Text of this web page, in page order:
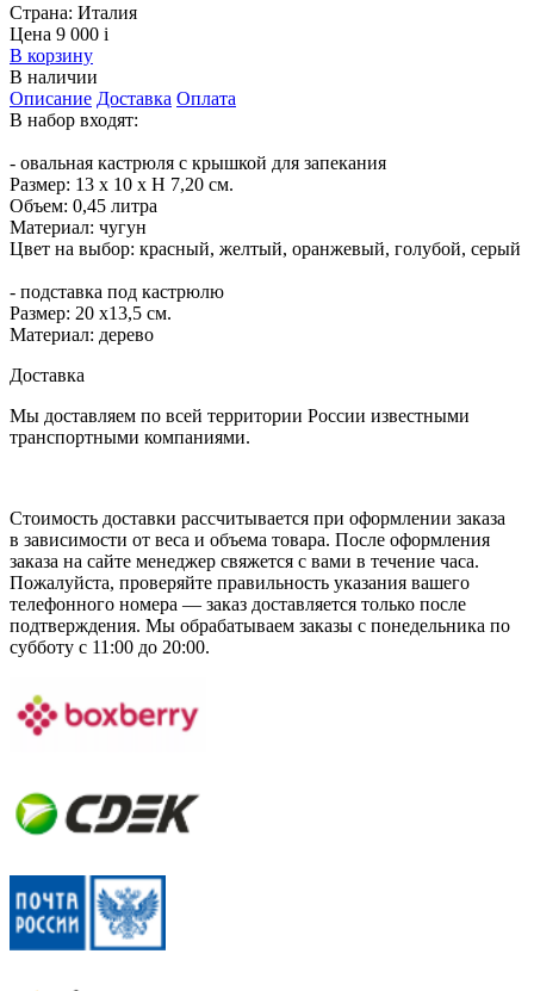
Страна: Италия
Цена 9 000 i
В корзину
В наличии
Описание Доставка Оплата
В набор входят:
- овальная кастрюля с крышкой для запекания
Размер: 13 x 10 х H 7,20 см.
Объем: 0,45 литра
Материал: чугун
Цвет на выбор: красный, желтый, оранжевый, голубой, серый
- подставка под кастрюлю
Размер: 20 x13,5 см.
Материал: дерево
Доставка
Мы доставляем по всей территории России известными
транспортными компаниями.
Стоимость доставки рассчитывается при оформлении заказа
в зависимости от веса и объема товара. После оформления
заказа на сайте менеджер свяжется с вами в течение часа.
Пожалуйста, проверяйте правильность указания вашего
телефонного номера — заказ доставляется только после
подтверждения. Мы обрабатываем заказы с понедельника по
субботу с 11:00 до 20:00.